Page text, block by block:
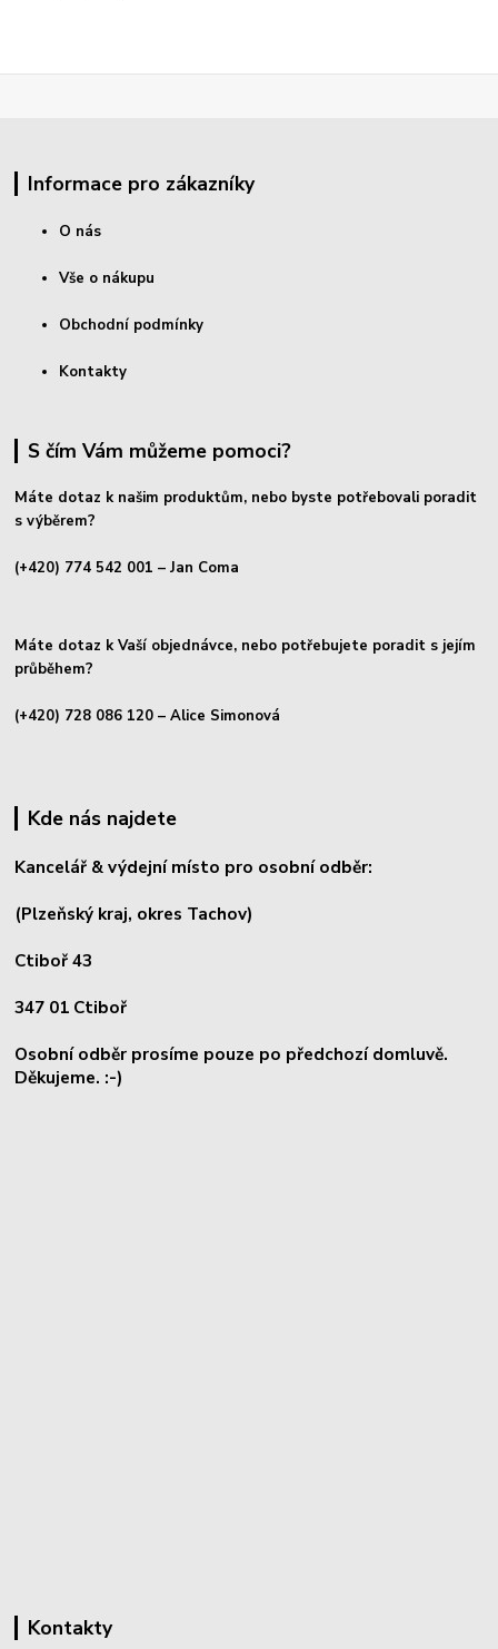
Informace pro zákazníky
O nás
Vše o nákupu
Obchodní podmínky
Kontakty
S čím Vám můžeme pomoci?
Máte dotaz k našim produktům, nebo byste potřebovali poradit
s výběrem?
(+420) 774 542 001 – Jan Coma
Máte dotaz k Vaší objednávce, nebo potřebujete poradit s jejím
průběhem?
(+420) 728 086 120 – Alice Simonová
Kde nás najdete
Kancelář & výdejní místo pro osobní odběr:
(Plzeňský kraj, okres Tachov)
Ctiboř 43
347 01 Ctiboř
Osobní odběr prosíme pouze po předchozí domluvě.
Děkujeme. :-)
Kontakty